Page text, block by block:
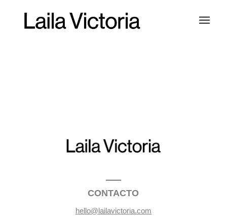
CONTACTO
hello@lailavictoria.com